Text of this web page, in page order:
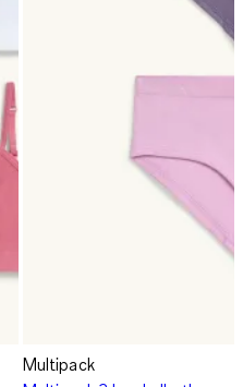
Multipack